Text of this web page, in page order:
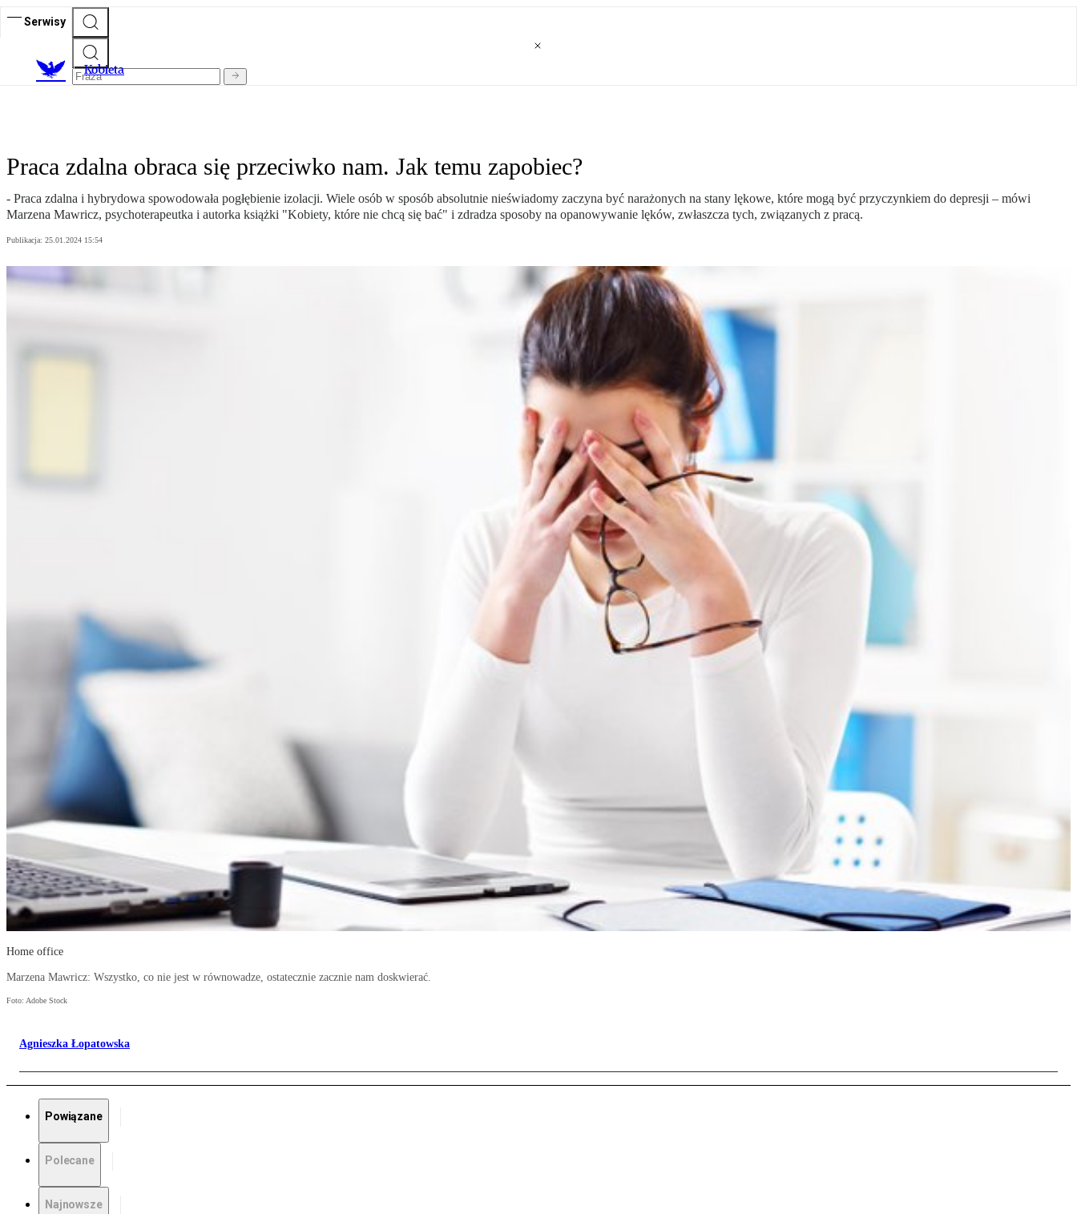
Serwisy
Kobieta
Praca zdalna obraca się przeciwko nam. Jak temu zapobiec?
- Praca zdalna i hybrydowa spowodowała pogłębienie izolacji. Wiele osób w sposób absolutnie nieświadomy zaczyna być narażonych na stany lękowe, które mogą być przyczynkiem do depresji – mówi
Marzena Mawricz, psychoterapeutka i autorka książki "Kobiety, które nie chcą się bać" i zdradza sposoby na opanowywanie lęków, zwłaszcza tych, związanych z pracą.
Publikacja: 25.01.2024 15:54
Home office
Marzena Mawricz: Wszystko, co nie jest w równowadze, ostatecznie zacznie nam doskwierać.
Foto: Adobe Stock
Agnieszka Łopatowska
Powiązane
Polecane
Najnowsze